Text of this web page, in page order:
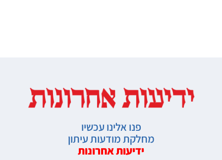
פנו אלינו עכשיו
מחלקת מודעות עיתון
ידיעות אחרונות